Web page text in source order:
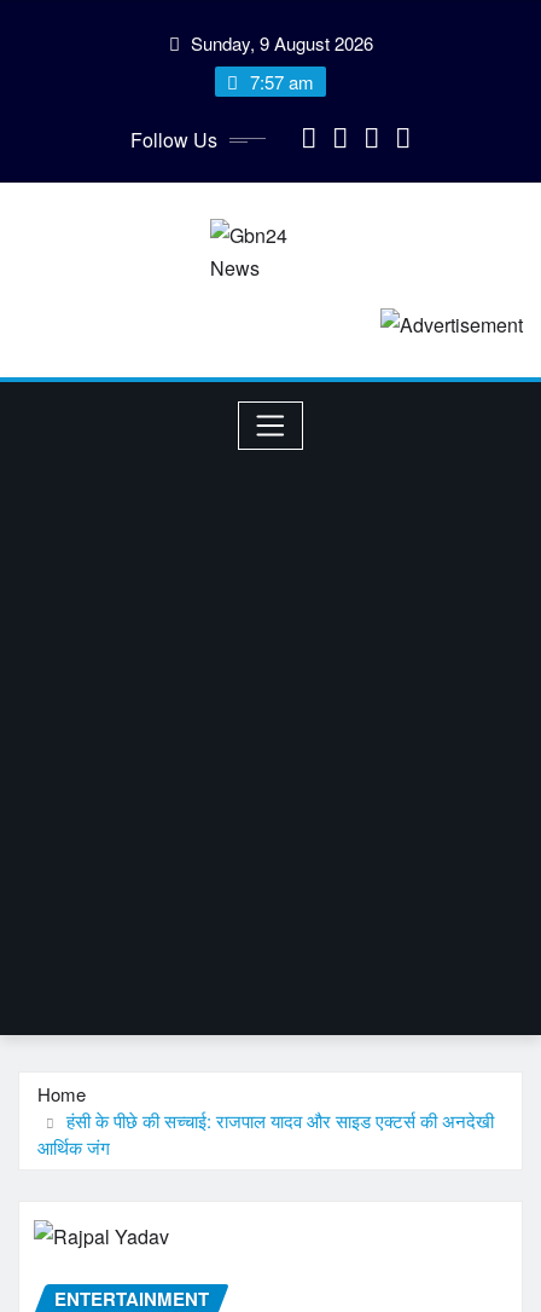
Sunday, 9 August 2026
7:57 am
Follow Us
Home
हंसी के पीछे की सच्चाई: राजपाल यादव और साइड एक्टर्स की अनदेखी
आर्थिक जंग
ENTERTAINMENT